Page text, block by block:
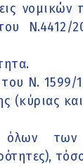
Ν.4412/
Ν. 1599/
(κύριας
όλων των